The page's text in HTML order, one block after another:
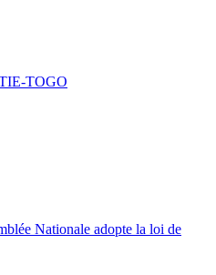
TOGO
Nationale adopte la loi de